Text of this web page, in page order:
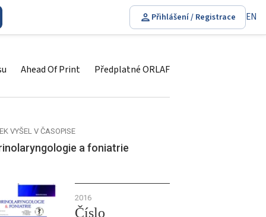
Přihlášení / Registrace EN
Ahead Of Print Předplatné ORLAF
VYŠEL V ČASOPISE
a foniatrie
2016
Číslo